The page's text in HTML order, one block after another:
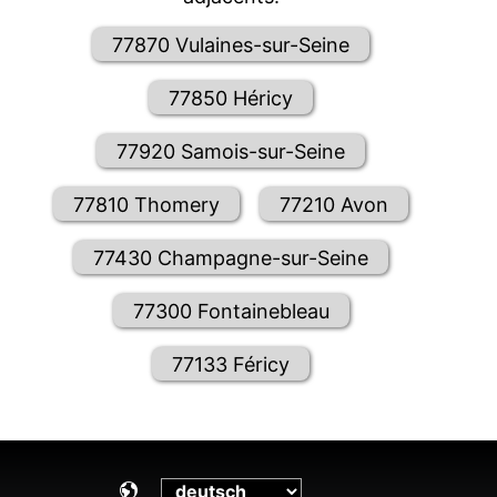
77870 Vulaines-sur-Seine
77850 Héricy
77920 Samois-sur-Seine
77810 Thomery 77210 Avon
77430 Champagne-sur-Seine
77300 Fontainebleau
77133 Féricy